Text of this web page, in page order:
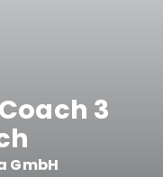
3
GmbH